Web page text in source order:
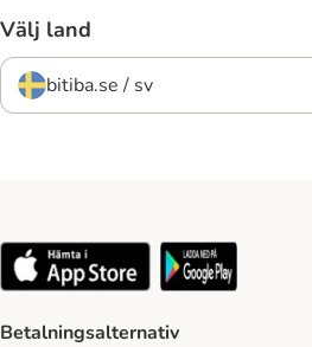
Välj land
bitiba.se / sv
Betalningsalternativ